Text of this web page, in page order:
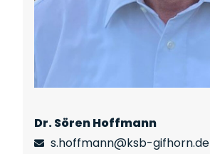
Dr. Sören Hoffmann
s.hoffmann@ksb-gifhorn.de